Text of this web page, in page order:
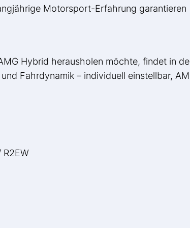
Motorsport-Erfahrung garantieren
Hybrid herausholen möchte, findet in
Fahrdynamik – individuell einstellbar,